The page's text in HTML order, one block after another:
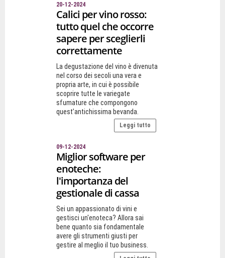
20-12-2024
Calici per vino rosso:
tutto quel che occorre
sapere per sceglierli
correttamente
La degustazione del vino è divenuta
nel corso dei secoli una vera e
propria arte, in cui è possibile
scoprire tutte le variegate
sfumature che compongono
quest’antichissima bevanda.
Leggi tutto
09-12-2024
Miglior software per
enoteche:
l'importanza del
gestionale di cassa
Sei un appassionato di vini e
gestisci un'enoteca? Allora sai
bene quanto sia fondamentale
avere gli strumenti giusti per
gestire al meglio il tuo business.